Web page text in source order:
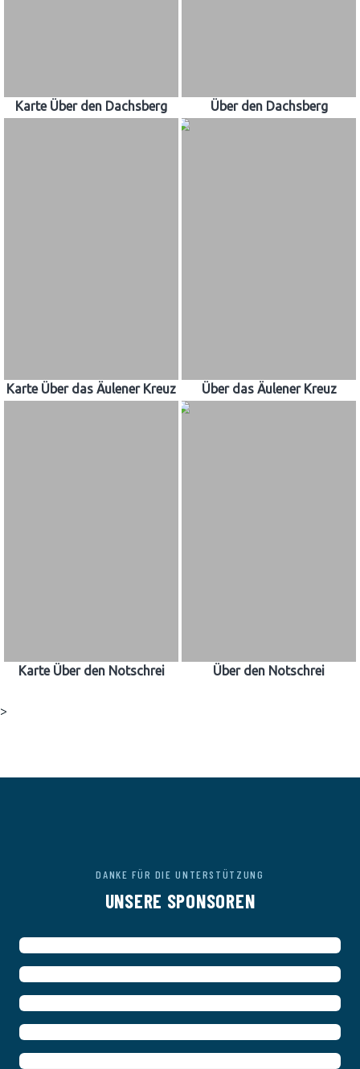
Karte Über den Dachsberg Über den Dachsberg
Karte Über das Äulener Kreuz Über das Äulener Kreuz
Karte Über den Notschrei Über den Notschrei
>
DANKE FÜR DIE UNTERSTÜTZUNG
UNSERE SPONSOREN